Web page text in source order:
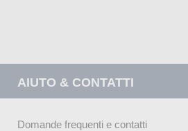
AIUTO & CONTATTI
Domande frequenti e contatti